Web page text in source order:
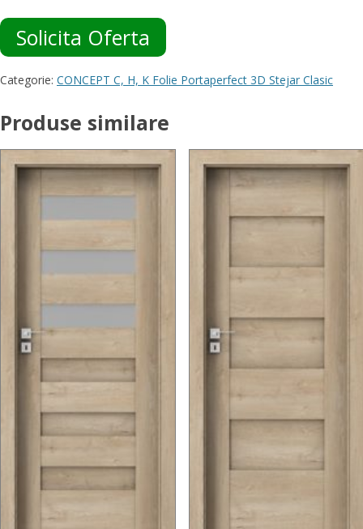
Solicita Oferta
Categorie: CONCEPT C, H, K Folie Portaperfect 3D Stejar Clasic
Produse similare